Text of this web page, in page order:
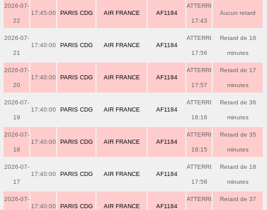
2026-07-
22
17:45:00 PARIS CDG AIR FRANCE AF1184
ATTERRI
17:43
Aucun retard
2026-07-
21
17:40:00 PARIS CDG AIR FRANCE AF1184
ATTERRI
17:56
Retard de 16
minutes
2026-07-
20
17:40:00 PARIS CDG AIR FRANCE AF1184
ATTERRI
17:57
Retard de 17
minutes
2026-07-
19
17:40:00 PARIS CDG AIR FRANCE AF1184
ATTERRI
18:16
Retard de 36
minutes
2026-07-
18
17:40:00 PARIS CDG AIR FRANCE AF1184
ATTERRI
18:15
Retard de 35
minutes
2026-07-
17
17:40:00 PARIS CDG AIR FRANCE AF1184
ATTERRI
17:58
Retard de 18
minutes
2026-07-
17:40:00 PARIS CDG AIR FRANCE AF1184
ATTERRI Retard de 37